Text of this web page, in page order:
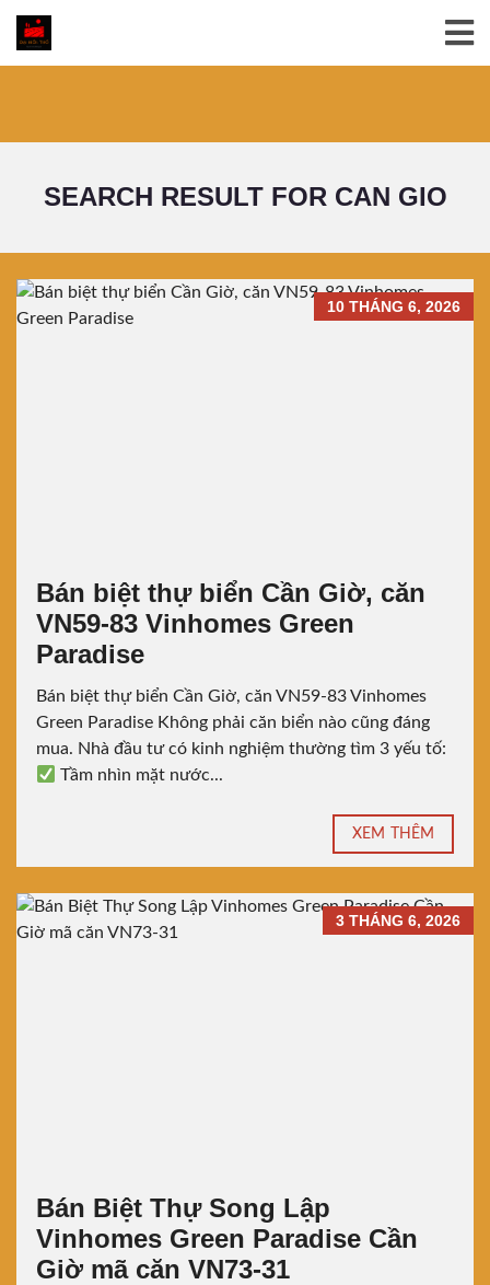
SEARCH RESULT FOR CAN GIO
10 THÁNG 6, 2026
Bán biệt thự biển Cần Giờ, căn
VN59-83 Vinhomes Green
Paradise
Bán biệt thự biển Cần Giờ, căn VN59-83 Vinhomes
Green Paradise Không phải căn biển nào cũng đáng
mua. Nhà đầu tư có kinh nghiệm thường tìm 3 yếu tố:
Tầm nhìn mặt nước...
XEM THÊM
3 THÁNG 6, 2026
Bán Biệt Thự Song Lập
Vinhomes Green Paradise Cần
Giờ mã căn VN73-31